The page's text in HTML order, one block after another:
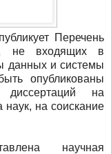
Перечень
не входящих в
данных и системы
опубликованы
на
наук, на соискание
научная